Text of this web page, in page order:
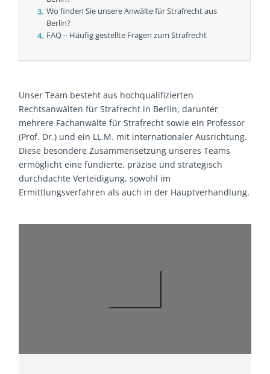
Wo finden Sie unsere Anwälte für Strafrecht aus
Berlin?
FAQ – Häufig gestellte Fragen zum Strafrecht
Unser Team besteht aus hochqualifizierten
Rechtsanwälten für Strafrecht in Berlin, darunter
mehrere Fachanwälte für Strafrecht sowie ein Professor
(Prof. Dr.) und ein LL.M. mit internationaler Ausrichtung.
Diese besondere Zusammensetzung unseres Teams
ermöglicht eine fundierte, präzise und strategisch
durchdachte Verteidigung, sowohl im
Ermittlungsverfahren als auch in der Hauptverhandlung.